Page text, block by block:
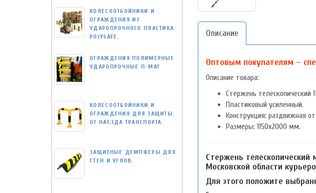
Описание
Оптовым покупателям –
Описание товара:
Стержень телескопический
Пластиковый усиленный.
Конструкция: раздвижная
Размеры: 1150х2000 мм.
Стержень
Московской области
Для этого положите
КОЛЕСООТБОЙНИКИ И
ОГРАЖДЕНИЯ ИЗ
УДАРОПРОЧНОГО ПЛАСТИКА
POLYSAFE.
ОГРАЖДЕНИЯ ПОЛИМЕРНЫЕ
УДАРОПРОЧНЫЕ П-МАТ
КОЛЕСООТБОЙНИКИ И
ОГРАЖДЕНИЯ ДЛЯ ЗАЩИТЫ
ОТ НАЕЗДА ТРАНСПОРТА.
ЗАЩИТНЫЕ ДЕМПФЕРЫ ДЛЯ
СТЕН И УГЛОВ.